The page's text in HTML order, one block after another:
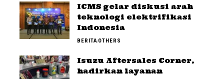
ICMS gelar diskusi arah
teknologi elektrifikasi
Indonesia
BERITAOTHERS
Isuzu Aftersales Corner,
hadirkan layanan